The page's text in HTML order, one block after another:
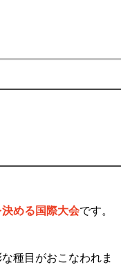
める国際大会です。
種目がおこなわれま